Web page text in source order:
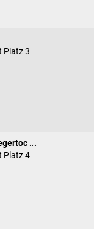
Platz 3
...
Platz 4